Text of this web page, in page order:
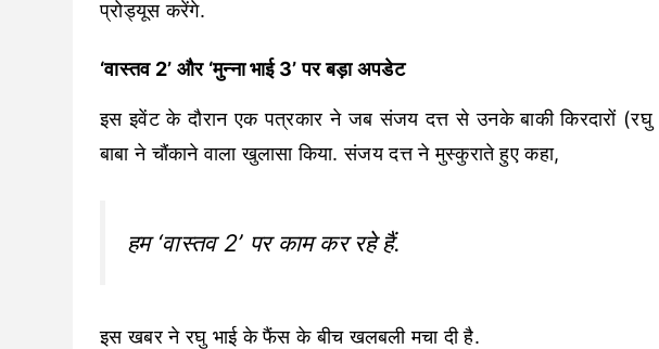
प्रोड्यूस करेंगे.
‘वास्तव 2’ और ‘मुन्ना भाई 3’ पर बड़ा अपडेट
इस इवेंट के दौरान एक पत्रकार ने जब संजय दत्त से उनके बाकी किरदारों
बाबा ने चौंकाने वाला खुलासा किया. संजय दत्त ने मुस्कुराते हुए कहा,
हम ‘वास्तव 2’ पर काम कर रहे हैं.
इस खबर ने रघु भाई के फैंस के बीच खलबली मचा दी है.